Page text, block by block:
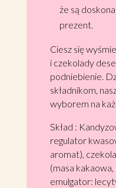
że są
prezent.
Ciesz się
i czekolady
podniebienie.
składnikom,
wyborem na
Skład :
regulator
aromat),
(masa kakaowa,
emulgator: